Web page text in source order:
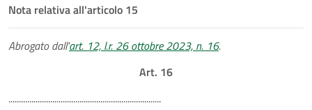
Nota relativa all'articolo 15
Abrogato dall'art. 12, l.r. 26 ottobre 2023, n. 16.
Art. 16
.........................................................................